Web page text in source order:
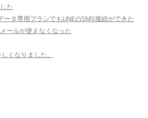
た
ータ専用プランでもLINEのSMS接続ができた
ールが使えなくなった
くなりました。